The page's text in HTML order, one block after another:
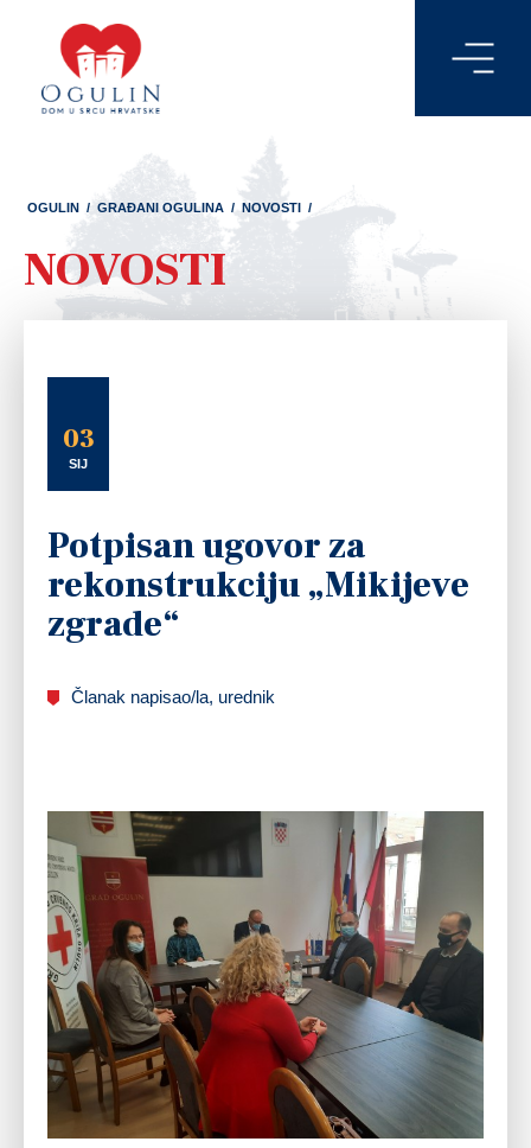
OGULIN / GRAĐANI OGULINA / NOVOSTI /
NOVOSTI
03
SIJ
Potpisan ugovor za
rekonstrukciju „Mikijeve
zgrade“
Članak napisao/la, urednik